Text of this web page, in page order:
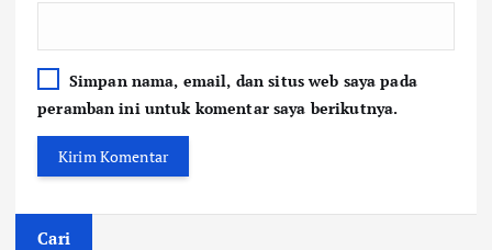
Simpan nama, email, dan situs web saya pada
peramban ini untuk komentar saya berikutnya.
Cari